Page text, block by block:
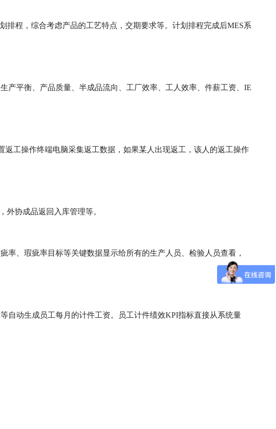
排程，综合考虑产品的工艺特点，交期要求等。计划排程完成后MES系
产平衡、产品质量、半成品流向、工厂效率、工人效率、件薪工资、IE
工操作终端电脑采集返工数据，如果某人出现返工，该人的返工操作
外协成品返回入库管理等。
、瑕疵率目标等关键数据显示给所有的生产人员、检验人员查看，
自动生成员工每月的计件工资。员工计件绩效KPI指标直接从系统量